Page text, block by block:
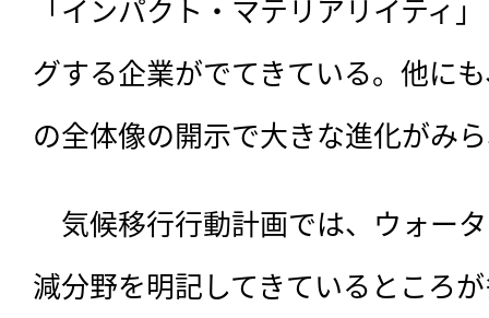
「インパクト・マテリアリイティ
グする企業がでてきている。他に
の全体像の開示で大きな進化がみ
気候移行行動計画では、ウォー
減分野を明記してきているところ